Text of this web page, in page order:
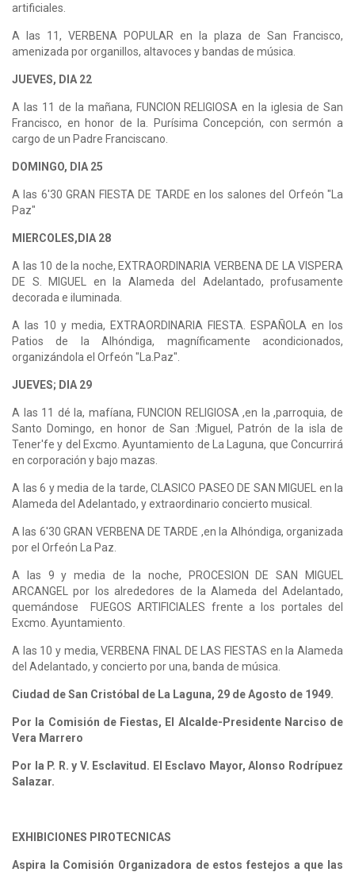
artificiales.
A las 11, VERBENA POPULAR en la plaza de San Francisco,
amenizada por organillos, altavoces y bandas de música.
JUEVES, DIA 22
A las 11 de la mañana, FUNCION RELIGIOSA en la iglesia de San
Francisco, en honor de la. Purísima Concepción, con sermón a
cargo de un Padre Franciscano.
DOMINGO, DIA 25
A las 6'30 GRAN FIESTA DE TARDE en los salones del Orfeón "La
Paz"
MIERCOLES,DIA 28
A las 10 de la noche, EXTRAORDINARIA VERBENA DE LA VISPERA
DE S. MIGUEL en la Alameda del Adelantado, profusamente
decorada e iluminada.
A las 10 y media, EXTRAORDINARIA FIESTA. ESPAÑOLA en los
Patios de la Alhóndiga, magníficamente acondicionados,
organizándola el Orfeón "La.Paz".
JUEVES; DIA 29
A las 11 dé la, mafíana, FUNCION RELIGIOSA ,en la ,parroquia, de
Santo Domingo, en honor de San :Miguel, Patrón de la isla de
Tener'fe y del Excmo. Ayuntamiento de La Laguna, que Concurrirá
en corporación y bajo mazas.
A las 6 y media de la tarde, CLASICO PASEO DE SAN MIGUEL en la
Alameda del Adelantado, y extraordinario concierto musical.
A las 6'30 GRAN VERBENA DE TARDE ,en la Alhóndiga, organizada
por el Orfeón La Paz.
A las 9 y media de la noche, PROCESION DE SAN MIGUEL
ARCANGEL por los alrededores de la Alameda del Adelantado,
quemándose FUEGOS ARTIFICIALES frente a los portales del
Excmo. Ayuntamiento.
A las 10 y media, VERBENA FINAL DE LAS FIESTAS en la Alameda
del Adelantado, y concierto por una, banda de música.
Ciudad de San Cristóbal de La Laguna, 29 de Agosto de 1949.
Por la Comisión de Fiestas, El Alcalde-Presidente Narciso de
Vera Marrero
Por la P. R. y V. Esclavitud. El Esclavo Mayor, Alonso Rodrípuez
Salazar.
EXHIBICIONES PIROTECNICAS
Aspira la Comisión Organizadora de estos festejos a que las